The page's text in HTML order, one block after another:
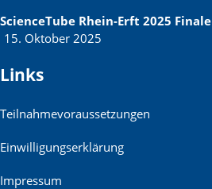
ScienceTube Rhein-Erft 2025 Finale
15. Oktober 2025
Links
Teilnahmevoraussetzungen
Einwilligungserklärung
Impressum